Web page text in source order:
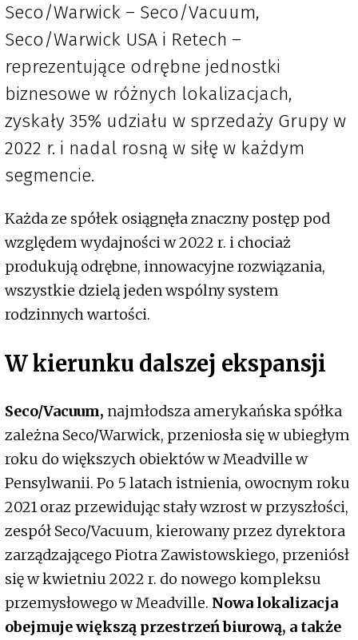
Seco/Warwick – Seco/Vacuum,
Seco/Warwick USA i Retech –
reprezentujące odrębne jednostki
biznesowe w różnych lokalizacjach,
zyskały 35% udziału w sprzedaży Grupy w
2022 r. i nadal rosną w siłę w każdym
segmencie.
Każda ze spółek osiągnęła znaczny postęp pod
względem wydajności w 2022 r. i chociaż
produkują odrębne, innowacyjne rozwiązania,
wszystkie dzielą jeden wspólny system
rodzinnych wartości.
W kierunku dalszej ekspansji
Seco/Vacuum, najmłodsza amerykańska spółka
zależna Seco/Warwick, przeniosła się w ubiegłym
roku do większych obiektów w Meadville w
Pensylwanii. Po 5 latach istnienia, owocnym roku
2021 oraz przewidując stały wzrost w przyszłości,
zespół Seco/Vacuum, kierowany przez dyrektora
zarządzającego Piotra Zawistowskiego, przeniósł
się w kwietniu 2022 r. do nowego kompleksu
przemysłowego w Meadville. Nowa lokalizacja
obejmuje większą przestrzeń biurową, a także